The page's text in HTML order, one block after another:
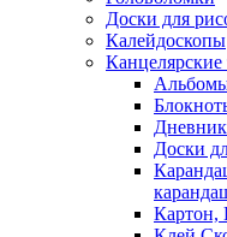
Доски для
Калейдоскопы
Доски
Картон,